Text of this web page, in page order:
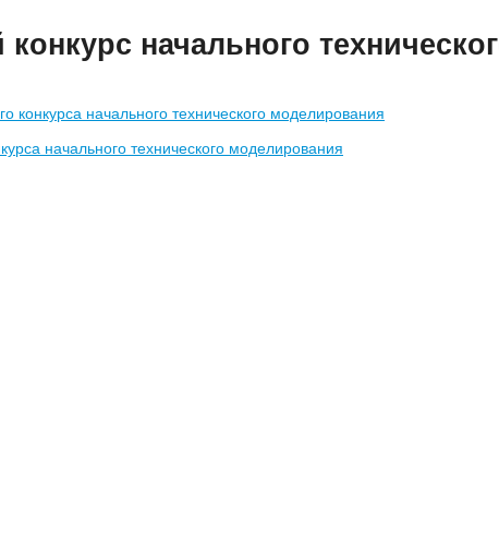
конкурс начального
конкурса начального технического моделирования
начального технического моделирования